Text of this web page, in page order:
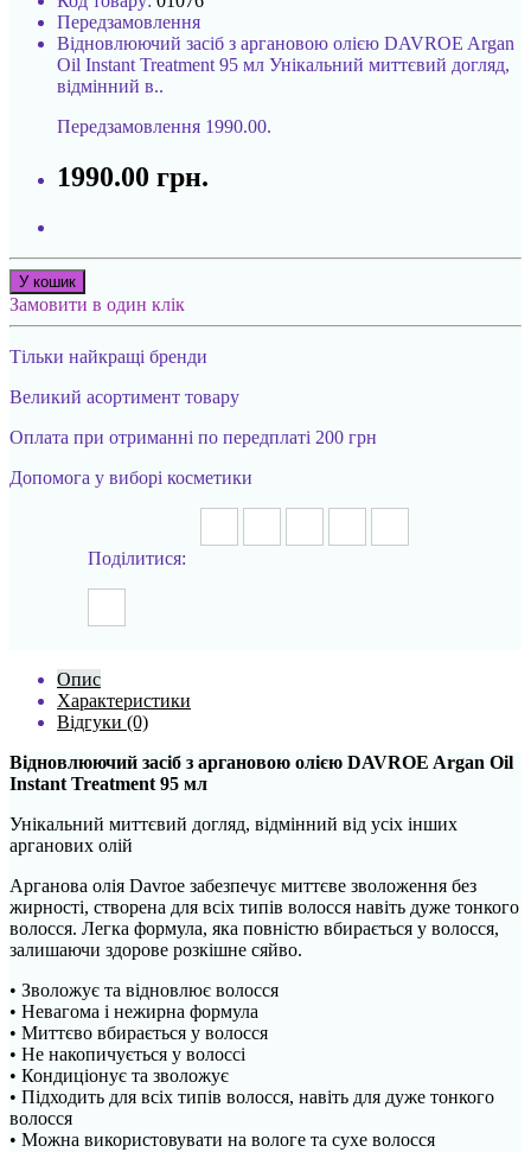
Передзамовлення
Відновлюючий засіб з аргановою олією DAVROE Argan
Oil Instant Treatment 95 мл Унікальний миттєвий догляд,
відмінний в..
Передзамовлення 1990.00.
1990.00 грн.
У кошик
Замовити в один клік
Тільки найкращі бренди
Великий асортимент товару
Оплата при отриманні по передплаті 200 грн
Допомога у виборі косметики
Поділитися:
Опис
Характеристики
Відгуки (0)
Відновлюючий засіб з аргановою олією DAVROE Argan Oil
Instant Treatment 95 мл
Унікальний миттєвий догляд, відмінний від усіх інших
арганових олій
Арганова олія Davroe забезпечує миттєве зволоження без
жирності, створена для всіх типів волосся навіть дуже тонкого
волосся. Легка формула, яка повністю вбирається у волосся,
залишаючи здорове розкішне сяйво.
• Зволожує та відновлює волосся
• Невагома і нежирна формула
• Миттєво вбирається у волосся
• Не накопичується у волоссі
• Кондиціонує та зволожує
• Підходить для всіх типів волосся, навіть для дуже тонкого
волосся
• Можна використовувати на вологе та сухе волосся